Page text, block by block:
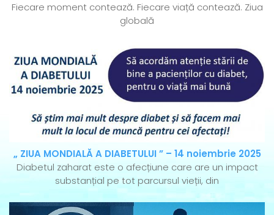
Fiecare moment contează. Fiecare viață contează. Ziua
globală
„ ZIUA MONDIALĂ A DIABETULUI ” – 14 noiembrie 2025
Diabetul zaharat este o afecțiune care are un impact
substanțial pe tot parcursul vieții, din